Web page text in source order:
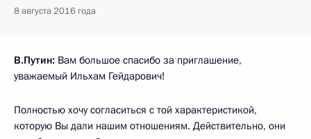
8 августа 2016 года
В.Путин: Вам большое спасибо за приглашение,
уважаемый Ильхам Гейдарович!
Полностью хочу согласиться с той характеристикой,
которую Вы дали нашим отношениям. Действительно, они